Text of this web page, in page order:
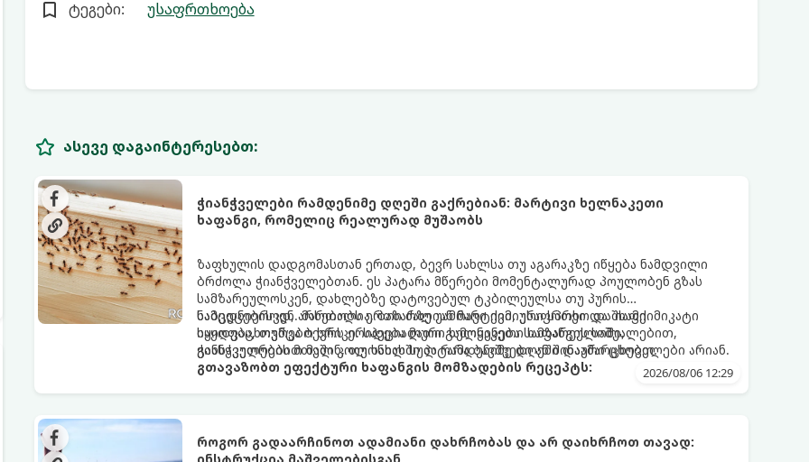
ტეგები: უსაფრთხოება
ასევე დაგაინტერესებთ:
ჭიანჭველები რამდენიმე დღეში გაქრებიან: მარტივი ხელნაკეთი
ხაფანგი, რომელიც რეალურად მუშაობს
ზაფხულის დადგომასთან ერთად, ბევრ სახლსა თუ აგარაკზე იწყება ნამდვილი
ბრძოლა ჭიანჭველებთან. ეს პატარა მწერები მომენტალურად პოულობენ გზას
სამზარეულოსკენ, დახლებზე დატოვებულ ტკბილეულსა თუ პურის
ნამცეცებისკენ. მართალია, ბაზარზე უამრავი ქიმიური სპრეი და შხამქიმიკატი
იყიდება, თუმცა ბევრს ერიდება მათი გამოყენება სამზარეულოში,
განსაკუთრებით მაშინ, თუ სახლში პატარა ბავშვები ან შინაური ცხოველები არიან.
საბედნიეროდ, არსებობს ერთი ძალიან მარტივი, უსაფრთხო და იაფი
საყოფაცხოვრებო ხრიკი. სპეციალური ხელნაკეთი ხაფანგის საშუალებით,
ჭიანჭველების მთელ კოლონიას სულ რამდენიმე დღეში დაამარცხებთ.
გთავაზობთ ეფექტური ხაფანგის მომზადების რეცეპტს:
2026/08/06 12:29
როგორ გადაარჩინოთ ადამიანი დახრჩობას და არ დაიხრჩოთ თავად:
ინსტრუქცია მაშველებისგან